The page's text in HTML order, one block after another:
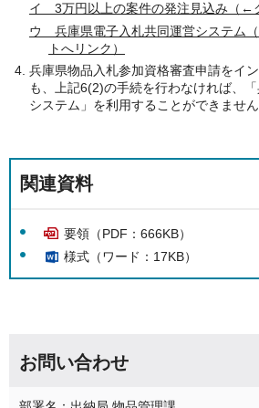
イ 3万円以上の案件の発注見込み（←
ウ 兵庫県電子入札共同運営システム
トへリンク）
兵庫県物品入札参加資格審査申請をイ
も、上記6(2)の手続を行わなければ、
システム」を利用することができませ
関連資料
要領（PDF：666KB）
様式（ワード：17KB）
お問い合わせ